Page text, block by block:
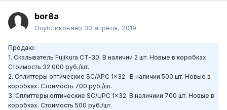
bor8a
Опубликовано 30 апреля, 2019
Продаю:
1. Скалыватель Fujikura CT-30. В наличии 2 шт. Новые в коробках.
Стоимость 32 000 руб./шт.
2. Сплиттеры оптические SC/APC 1x32 В наличии 500 шт. Новые в
коробках. Стоимость 700 руб./шт.
3. Сплиттеры оптические SC/UPC 1x32 В наличиии 700 шт. Новые в
коробках. Стоимость 500 руб./шт.